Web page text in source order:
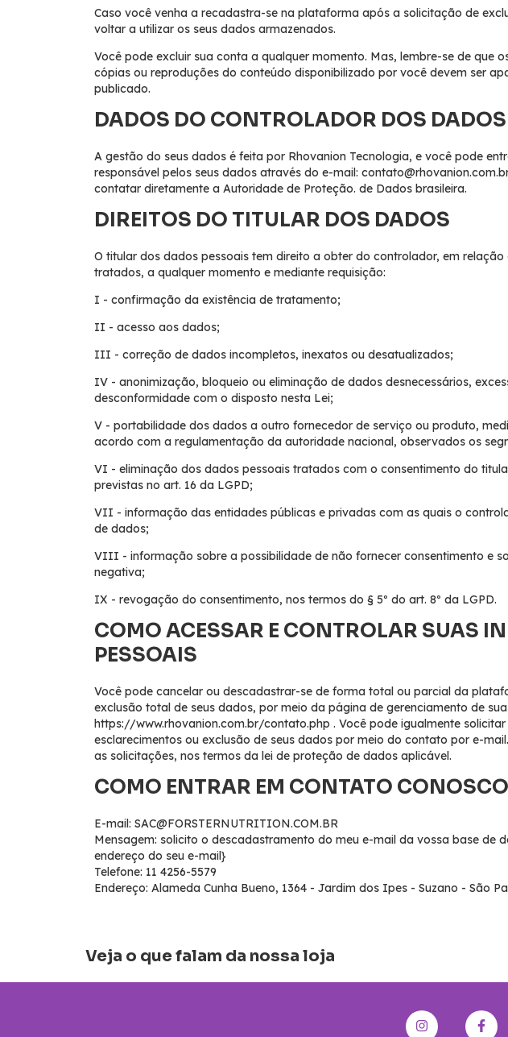
Caso você venha a recadastra-se na plataforma após a solicitação de
voltar a utilizar os seus dados armazenados.
Você pode excluir sua conta a qualquer momento. Mas, lembre-se de que
cópias ou reproduções do conteúdo disponibilizado por você devem ser
publicado.
DADOS DO CONTROLADOR DOS DADOS
A gestão do seus dados é feita por Rhovanion Tecnologia, e você pode
responsável pelos seus dados através do e-mail: contato@rhovanion.com.br
contatar diretamente a Autoridade de Proteção. de Dados brasileira.
DIREITOS DO TITULAR DOS DADOS
O titular dos dados pessoais tem direito a obter do controlador, em
tratados, a qualquer momento e mediante requisição:
I - confirmação da existência de tratamento;
II - acesso aos dados;
III - correção de dados incompletos, inexatos ou desatualizados;
IV - anonimização, bloqueio ou eliminação de dados desnecessários,
desconformidade com o disposto nesta Lei;
V - portabilidade dos dados a outro fornecedor de serviço ou produto,
acordo com a regulamentação da autoridade nacional, observados os
VI - eliminação dos dados pessoais tratados com o consentimento do
previstas no art. 16 da LGPD;
VII - informação das entidades públicas e privadas com as quais o
de dados;
VIII - informação sobre a possibilidade de não fornecer consentimento e
negativa;
IX - revogação do consentimento, nos termos do § 5º do art. 8º da LGPD.
COMO ACESSAR E CONTROLAR SUAS
PESSOAIS
Você pode cancelar ou descadastrar-se de forma total ou parcial da
exclusão total de seus dados, por meio da página de gerenciamento de
https://www.rhovanion.com.br/contato.php . Você pode igualmente
esclarecimentos ou exclusão de seus dados por meio do contato por e-
as solicitações, nos termos da lei de proteção de dados aplicável.
COMO ENTRAR EM CONTATO CONOSCO
E-mail: SAC@FORSTERNUTRITION.COM.BR
Mensagem: solicito o descadastramento do meu e-mail da vossa base de
endereço do seu e-mail}
Telefone: 11 4256-5579
Endereço: Alameda Cunha Bueno, 1364 - Jardim dos Ipes - Suzano - São
Veja o que falam da nossa loja